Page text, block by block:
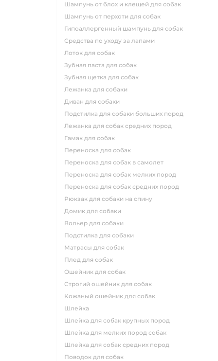
шампунь от блох и клещей для собак
шампунь от перхоти для собак
гипоаллергенный шампунь для собак
средства по уходу за лапами
лоток для собак
зубная паста для собак
зубная щетка для собак
лежанка для собаки
диван для собаки
подстилка для собаки больших пород
лежанка для собак средних пород
гамак для собак
переноска для собак
переноска для собак в самолет
переноска для собак мелких пород
переноска для собак средних пород
рюкзак для собаки на спину
домик для собаки
вольер для собаки
подстилка для собаки
матрасы для собак
плед для собак
ошейник для собак
строгий ошейник для собак
кожаный ошейник для собак
шлейка
шлейка для собак крупных пород
шлейка для мелких пород собак
шлейка для собак средних пород
поводок для собак